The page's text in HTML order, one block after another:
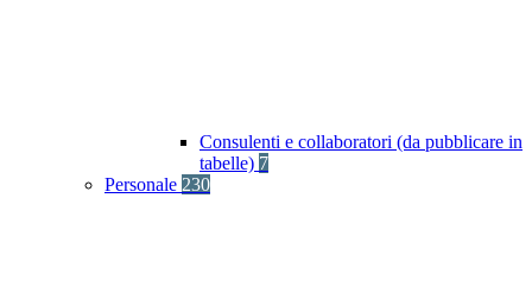
Consulenti e collaboratori (da pubblicare in
tabelle) 7
Personale 230